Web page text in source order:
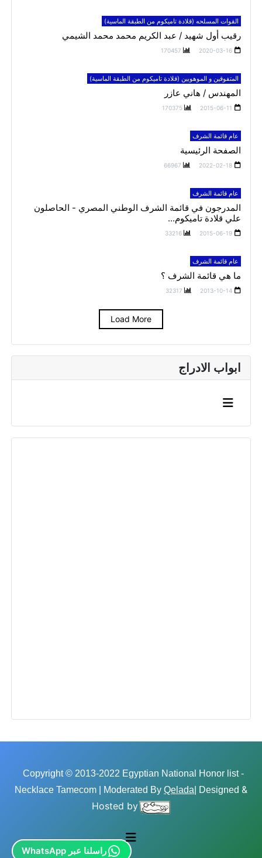
ابواب الادراج
راسلنا عبر WhatsApp
القوات المسلحه (قلادة تاميكوم من الطبقة الماسية)
رقيب أول شهيد / عبد الكريم محمد محمد الشيمي
2020-03-16
170457
المتفوقين و الموهوبين (قلادة تاميكوم من الطبقة الماسية)
المهندس / هاني عازر
2015-06-11
170375
عام قائمة الشرف
الصفحة الرئيسية
2022-02-18
66967
عام قائمة الشرف
المدرجون في قائمة الشرف الوطني المصري - الحاصلون
علي قلادة تاميكوم...
2015-06-19
33216
عام قائمة الشرف
ما هي قائمة الشرف ؟
2013-10-14
32317
Load More
Copyright © 2013-2022 Egyptian National Honor list -
Necklace Tamecom | Moderated By Qelada | Designed &
Hosted by